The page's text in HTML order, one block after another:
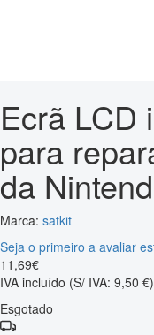
Ecrã LCD
para
da
Marca: satkit
Seja o primeiro a avaliar
11 ,69€
IVA incluído (S/ IVA: 9,50 €)
Esgotado